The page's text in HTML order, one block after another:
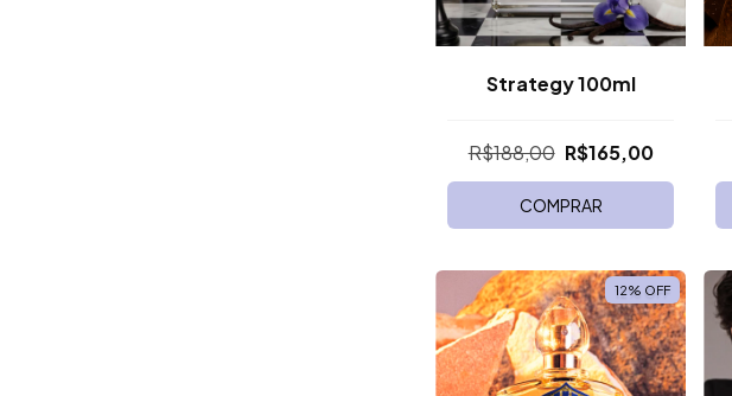
Strategy 100ml
R$188,00 R$165,00
COMPRAR
12% OFF